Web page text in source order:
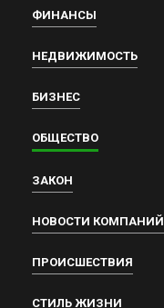
ФИНАНСЫ
НЕДВИЖИМОСТЬ
БИЗНЕС
ОБЩЕСТВО
ЗАКОН
НОВОСТИ КОМПАНИЙ
ПРОИСШЕСТВИЯ
СТИЛЬ ЖИЗНИ